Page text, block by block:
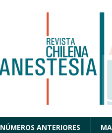
NÚMEROS ANTERIORES